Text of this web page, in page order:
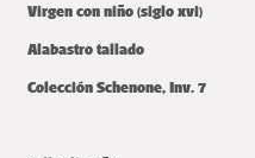
Virgen con niño (siglo xvi)
Alabastro tallado
Colección Schenone, Inv. 7